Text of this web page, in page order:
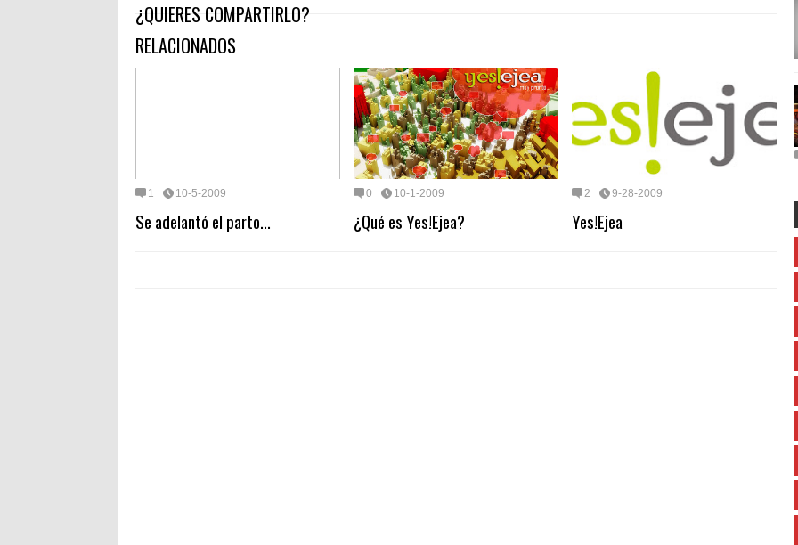
¿QUIERES COMPARTIRLO?
RELACIONADOS
1 10-5-2009
Se adelantó el parto...
0 10-1-2009
¿Qué es Yes!Ejea?
2 9-28-2009
Yes!Ejea